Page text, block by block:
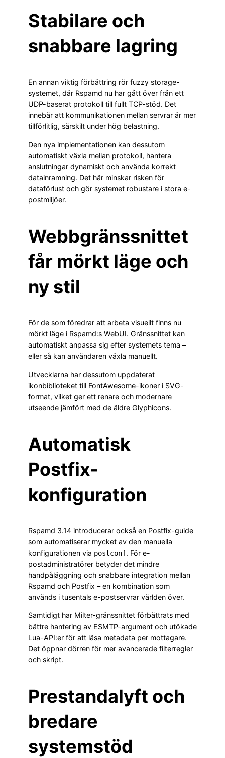
Stabilare och
snabbare lagring
En annan viktig förbättring rör fuzzy storage-
systemet, där Rspamd nu har gått över från ett
UDP-baserat protokoll till fullt TCP-stöd. Det
innebär att kommunikationen mellan servrar är mer
tillförlitlig, särskilt under hög belastning.
Den nya implementationen kan dessutom
automatiskt växla mellan protokoll, hantera
anslutningar dynamiskt och använda korrekt
datainramning. Det här minskar risken för
dataförlust och gör systemet robustare i stora e-
postmiljöer.
Webbgränssnittet
får mörkt läge och
ny stil
För de som föredrar att arbeta visuellt finns nu
mörkt läge i Rspamd:s WebUI. Gränssnittet kan
automatiskt anpassa sig efter systemets tema –
eller så kan användaren växla manuellt.
Utvecklarna har dessutom uppdaterat
ikonbiblioteket till FontAwesome-ikoner i SVG-
format, vilket ger ett renare och modernare
utseende jämfört med de äldre Glyphicons.
Automatisk
Postfix-
konfiguration
Rspamd 3.14 introducerar också en Postfix-guide
som automatiserar mycket av den manuella
konfigurationen via postconf. För e-
postadministratörer betyder det mindre
handpåläggning och snabbare integration mellan
Rspamd och Postfix – en kombination som
används i tusentals e-postservrar världen över.
Samtidigt har Milter-gränssnittet förbättrats med
bättre hantering av ESMTP-argument och utökade
Lua-API:er för att läsa metadata per mottagare.
Det öppnar dörren för mer avancerade filterregler
och skript.
Prestandalyft och
bredare
systemstöd